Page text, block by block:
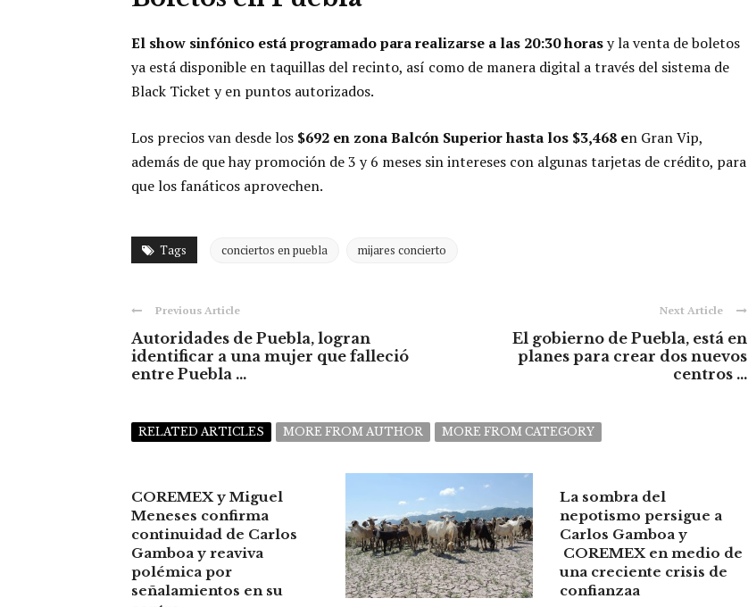
El show sinfónico está programado para realizarse a las 20:30 horasy la venta de boletos
ya está disponible en taquillas del recinto, así como de manera digital a través del sistema de
Black Ticket y en puntos autorizados.
Los precios van desde los $692 en zona Balcón Superior hasta los $3,468 en Gran Vip,
además de que hay promoción de 3 y 6 meses sin intereses con algunas tarjetas de crédito, para
que los fanáticos aprovechen.
Tags conciertos en puebla mijares concierto
Previous Article
Autoridades de Puebla, logran
identificar a una mujer que falleció
entre Puebla ...
Next Article
El gobierno de Puebla, está en
planes para crear dos nuevos
centros ...
RELATED ARTICLES MORE FROM AUTHOR MORE FROM CATEGORY
COREMEX y Miguel
Meneses confirma
continuidad de Carlos
Gamboa y reaviva
polémica por
señalamientos en su
La sombra del
nepotismo persigue a
Carlos Gamboa y
COREMEX en medio de
una creciente crisis de
confianzaa